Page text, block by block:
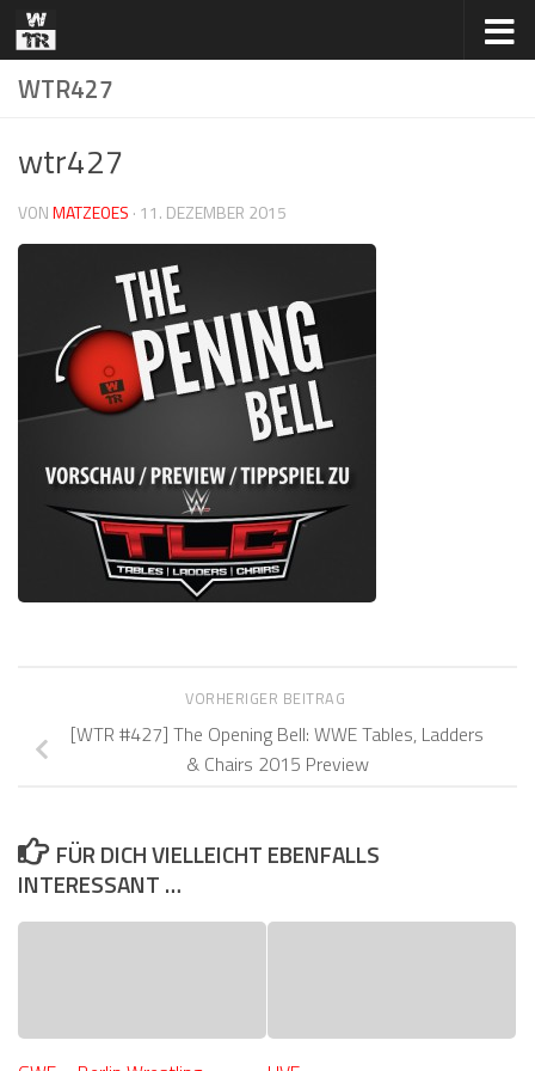
Zum Inhalt springen
WTR427
wtr427
VONMATZEOES · 11. DEZEMBER 2015
VORHERIGER BEITRAG
[WTR #427] The Opening Bell: WWE Tables, Ladders
& Chairs 2015 Preview
FÜR DICH VIELLEICHT EBENFALLS
INTERESSANT …